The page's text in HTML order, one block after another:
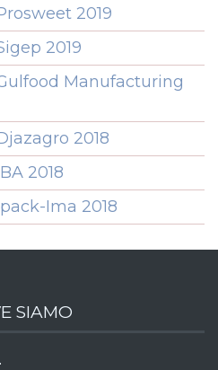
2019
2019
Manufacturing
2018
2018
Ima 2018
SIAMO